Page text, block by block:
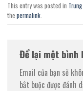
This entry was posted in
the permalink
Để lại một bình
Email của bạn sẽ
bắt buộc được đánh